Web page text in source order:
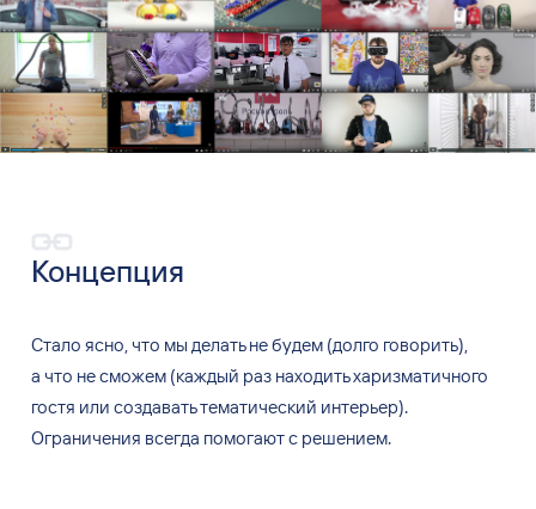
Концепция
Стало ясно, что мы делать небудем (долго говорить),
а что несможем (каждый раз находить харизматичного
гостя или создавать тематический интерьер).
Ограничения всегда помогают с решением.